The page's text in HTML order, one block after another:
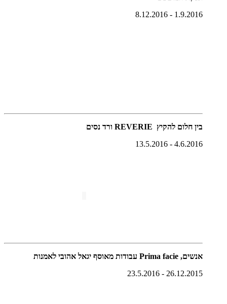
1.9.2016 - 8.12.2016
בין חלום להקיץ REVERIE ורד נסים
4.6.2016 - 13.5.2016
אנשים, Prima facie עבודות מאוסף יגאל אהובי לאמנות
26.12.2015 - 23.5.2016